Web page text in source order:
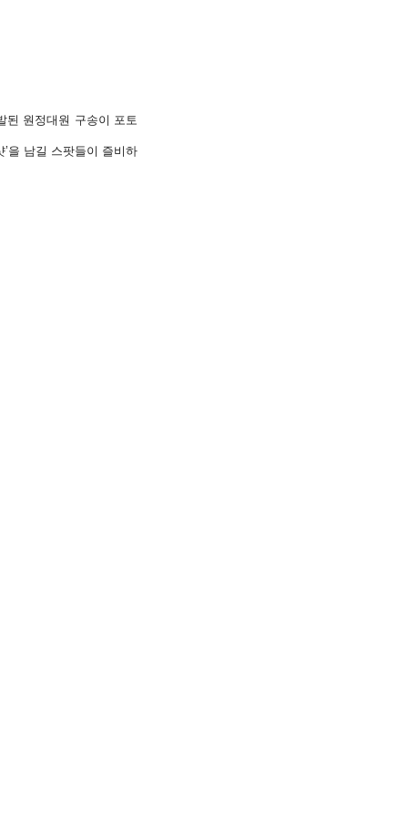
된 원정대원 구송이 포토
을 남길 스팟들이 즐비하